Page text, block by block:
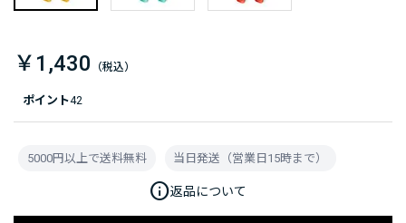
ポイント42
￥1,430
5000円以上で送料無料 当日発送（営業日15時まで）
info返品について